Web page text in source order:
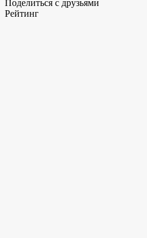
Поделиться с друзьями
Рейтинг